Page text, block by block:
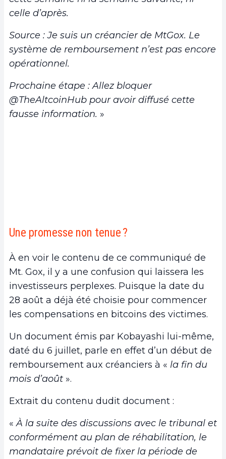
celle d’après.
Source : Je suis un créancier de MtGox. Le
système de remboursement n’est pas encore
opérationnel.
Prochaine étape : Allez bloquer
@TheAltcoinHub pour avoir diffusé cette
fausse information. »
Une promesse non tenue ?
À en voir le contenu de ce communiqué de
Mt. Gox, il y a une confusion qui laissera les
investisseurs perplexes. Puisque la date du
28 août a déjà été choisie pour commencer
les compensations en bitcoins des victimes.
Un document émis par Kobayashi lui-même,
daté du 6 juillet, parle en effet d’un début de
remboursement aux créanciers à « la fin du
mois d’août ».
Extrait du contenu dudit document :
«À la suite des discussions avec le tribunal et
conformément au plan de réhabilitation, le
mandataire prévoit de fixer la période de